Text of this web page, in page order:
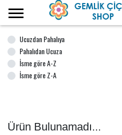
Ucuzdan Pahalıya
Pahalıdan Ucuza
İsme göre A-Z
İsme göre Z-A
Ürün Bulunamadı...